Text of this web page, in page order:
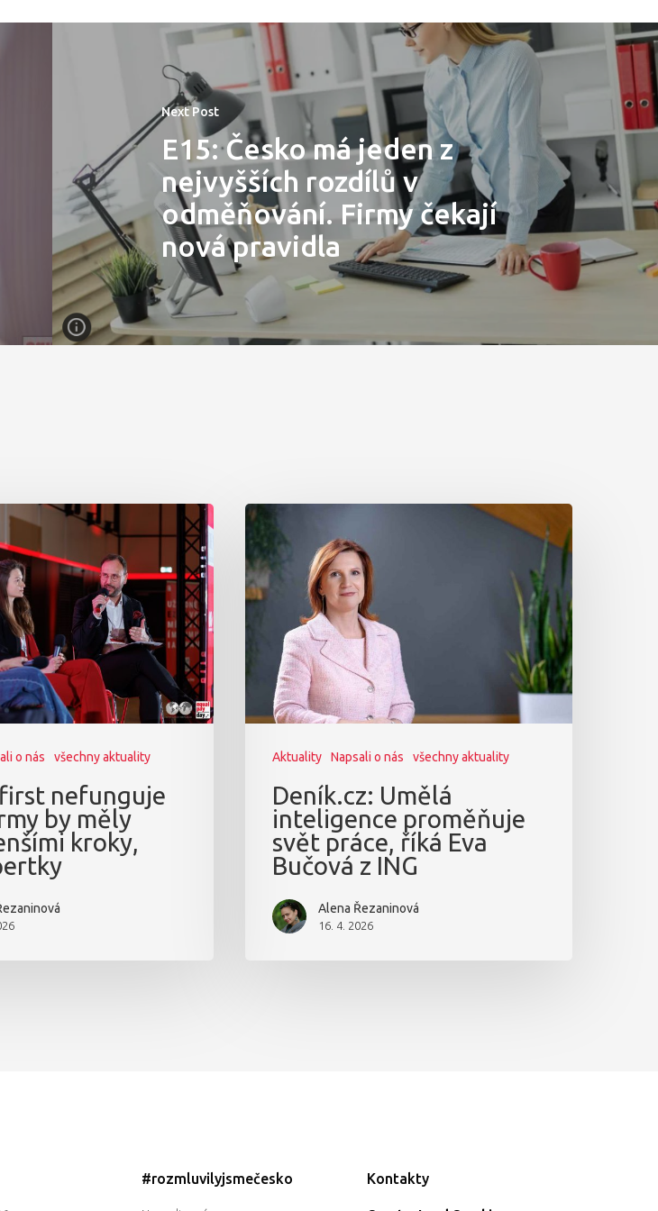
Next Post
E15: Česko má jeden z
nejvyšších rozdílů v
odměňování. Firmy čekají
nová pravidla
o nás všechny aktuality
nefunguje
by měly
kroky,
Aktuality Napsali o nás všechny aktuality
Deník.cz: Umělá
inteligence proměňuje
svět práce, říká Eva
Bučová z ING
Alena Řezaninová
16. 4. 2026
#rozmluvilyjsmečesko Kontakty